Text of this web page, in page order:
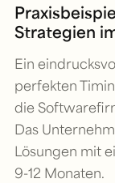
Strategien
Ein
perfekten
die
Das
Lösungen mit
9-12 Monaten.